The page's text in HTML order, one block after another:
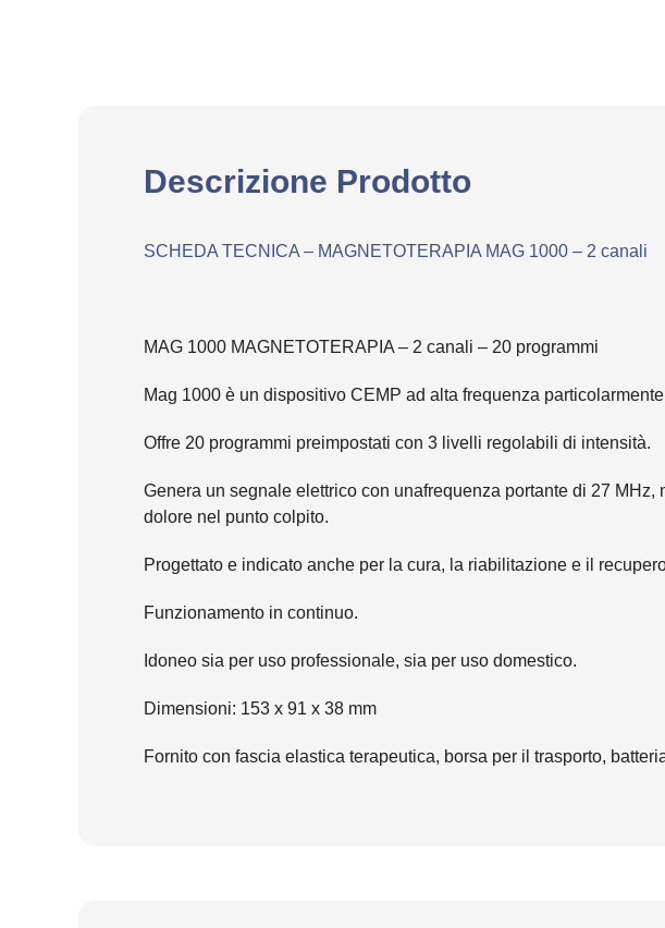
Descrizione Prodotto
SCHEDA TECNICA – MAGNETOTERAPIA MAG 1000 – 2 canali
MAG 1000 MAGNETOTERAPIA – 2 canali – 20 programmi
Mag 1000 è un dispositivo CEMP ad alta frequenza
Offre 20 programmi preimpostati con 3 livelli regolabili di intensità.
Genera un segnale elettrico con unafrequenza portante di 27
dolore nel punto colpito.
Progettato e indicato anche per la cura, la riabilitazione e il
Funzionamento in continuo.
Idoneo sia per uso professionale, sia per uso domestico.
Dimensioni: 153 x 91 x 38 mm
Fornito con fascia elastica terapeutica, borsa per il trasporto,